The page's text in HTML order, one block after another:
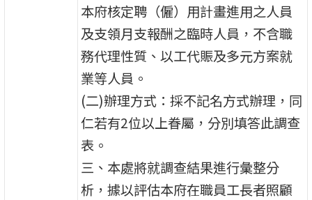
本府核定聘（僱）用計畫進用之人員
及支領月支報酬之臨時人員，不含職
務代理性質、以工代賑及多元方案就
業等人員。
(二)辦理方式：採不記名方式辦理，同
仁若有2位以上眷屬，分別填答此調查
表。
三、本處將就調查結果進行彙整分
析，據以評估本府在職員工長者照顧